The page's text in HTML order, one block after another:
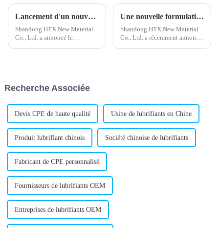
Lancement d'un nouveau stabilisant calcium-zinc pour une meilleure performance du produit
Shandong HTX New Material
Co., Ltd. a annoncé le
thermique...
Une nouvelle formulation de stabilisant calcium-zinc améliore la stabilité du produit
Shandong HTX New Material
Co., Ltd. a récemment annoncé
Recherche Associée
Devis CPE de haute qualité Usine de lubrifiants en Chine
Produit lubrifiant chinois Société chinoise de lubrifiants
Fabricant de CPE personnalisé
Fournisseurs de lubrifiants OEM
Entreprises de lubrifiants OEM